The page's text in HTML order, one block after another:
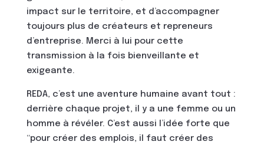
impact sur le territoire, et d’accompagner
toujours plus de créateurs et repreneurs
d’entreprise. Merci à lui pour cette
transmission à la fois bienveillante et
exigeante.
REDA, c’est une aventure humaine avant tout :
derrière chaque projet, il y a une femme ou un
homme à révéler. C’est aussi l’idée forte que
“pour créer des emplois, il faut créer des